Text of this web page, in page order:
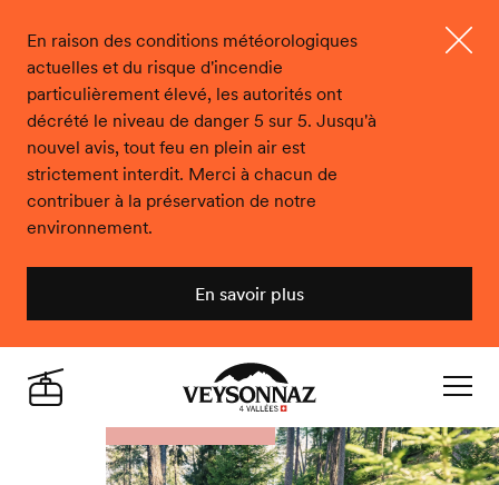
En raison des conditions météorologiques
actuelles et du risque d'incendie
particulièrement élevé, les autorités ont
décrété le niveau de danger 5 sur 5. Jusqu'à
nouvel avis, tout feu en plein air est
strictement interdit. Merci à chacun de
contribuer à la préservation de notre
environnement.
En savoir plus
Veysonnaz